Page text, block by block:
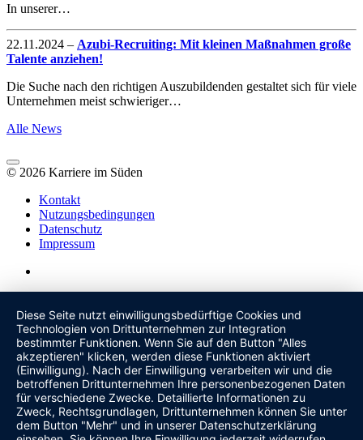
In unserer…
22.11.2024 – Azubi-Recruiting: Mit kleinen Maßnahmen große
Talente anziehen!
Die Suche nach den richtigen Auszubildenden gestaltet sich für viele
Unternehmen meist schwieriger…
Alle News
© 2026 Karriere im Süden
Kontakt
Nutzungsbedingungen
Datenschutz
Impressum
Diese Seite nutzt einwilligungsbedürftige Cookies und
Technologien von Drittunternehmen zur Integration
bestimmter Funktionen. Wenn Sie auf den Button "Alles
akzeptieren" klicken, werden diese Funktionen aktiviert
(Einwilligung). Nach der Einwilligung verarbeiten wir und die
betroffenen Drittunternehmen Ihre personenbezogenen Daten
für verschiedene Zwecke. Detaillierte Informationen zu
Zweck, Rechtsgrundlagen, Drittunternehmen können Sie unter
dem Button "Mehr" und in unserer Datenschutzerklärung